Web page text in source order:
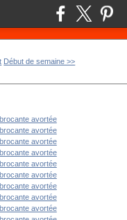
Début de semaine >>